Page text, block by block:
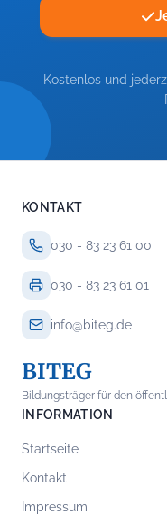
Kostenlos und
KONTAKT
030 - 83 23 61 00
030 - 83 23 61 01
info@biteg.de
BITEG
Bildungsträger für den
INFORMATION
Startseite
Kontakt
Impressum